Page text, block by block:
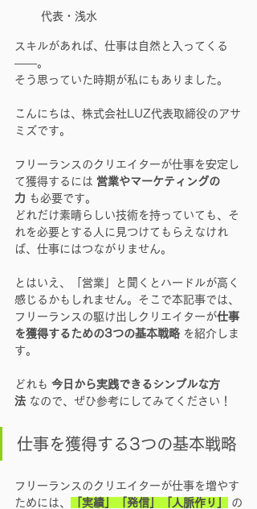
代表・浅水
スキルがあれば、仕事は自然と入ってくる
——。
そう思っていた時期が私にもありました。
こんにちは、株式会社LUZ代表取締役のアサ
ミズです。
フリーランスのクリエイターが仕事を安定し
て獲得するには 営業やマーケティングの
力 も必要です。
どれだけ素晴らしい技術を持っていても、そ
れを必要とする人に見つけてもらえなけれ
ば、仕事にはつながりません。
とはいえ、「営業」と聞くとハードルが高く
感じるかもしれません。そこで本記事では、
フリーランスの駆け出しクリエイターが仕事
を獲得するための3つの基本戦略 を紹介しま
す。
どれも 今日から実践できるシンプルな方
法 なので、ぜひ参考にしてみてください！
仕事を獲得する3つの基本戦略
フリーランスのクリエイターが仕事を増やす
ためには、
「実績」「発信」「人脈作り」
の